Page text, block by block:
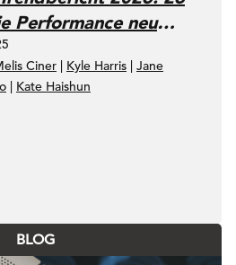
Performance neu
Ciner Kyle Harris
Jane
Kate Haishun
BLOG